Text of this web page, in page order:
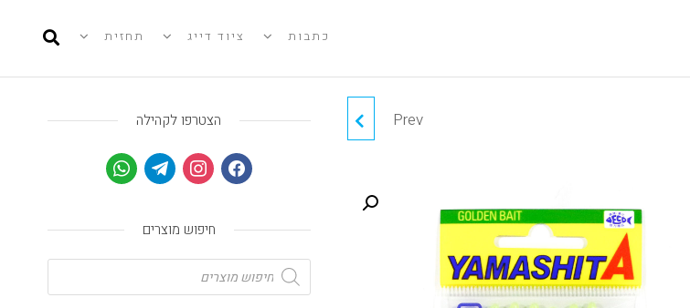
תחזית ציוד דייג כתבות
Prev הצטרפו לקהילה
חיפוש מוצרים